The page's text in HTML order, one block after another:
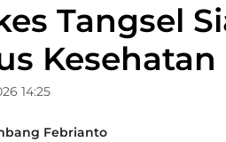
Tangsel
14:25
Febrianto